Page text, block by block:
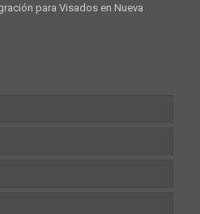
para Visados en Nueva